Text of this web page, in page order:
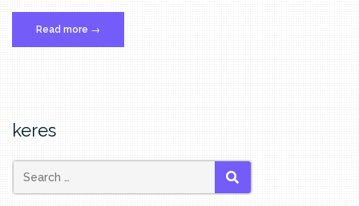
Read more „14.
A
→
keres
SEARCH